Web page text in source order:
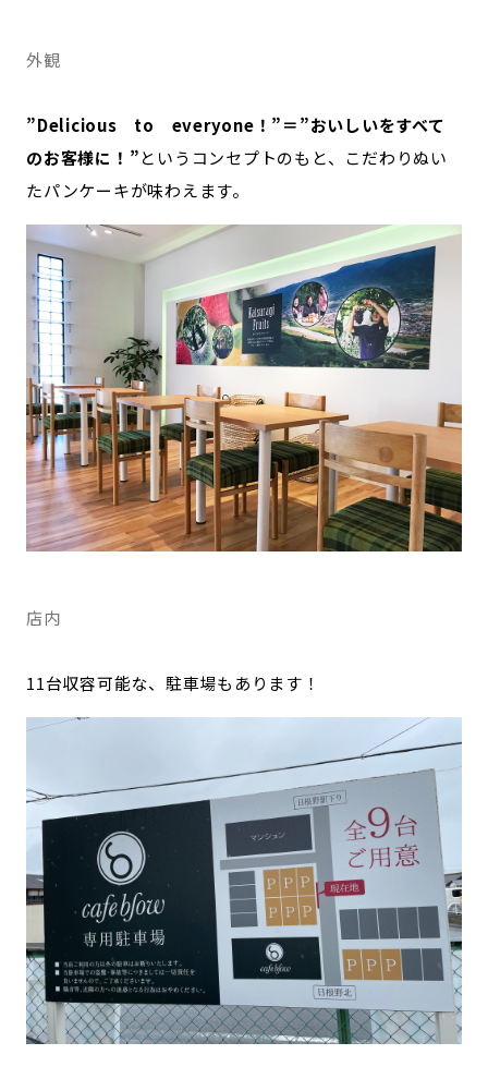
外観
”Delicious to everyone！”＝”おいしいをすべて
のお客様に！”というコンセプトのもと、こだわりぬい
たパンケーキが味わえます。
店内
11台収容可能な、駐車場もあります！